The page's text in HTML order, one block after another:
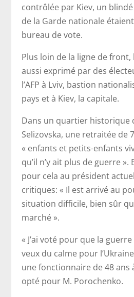
contrôlée par Kiev, un
de la Garde nationale
bureau de vote.
Plus loin de la ligne de front,
aussi exprimé par des
l’AFP à Lviv, bastion
pays et à Kiev, la capitale.
Dans un quartier historique
Selizovska, une retraitée de
« enfants et petits-enfants
qu’il n’y ait plus de guerre
pour cela au président
critiques: « Il est arrivé au
situation difficile, bien sûr
marché ».
« J’ai voté pour que la
veux du calme pour
une fonctionnaire de 48 ans
opté pour M. Porochenko.